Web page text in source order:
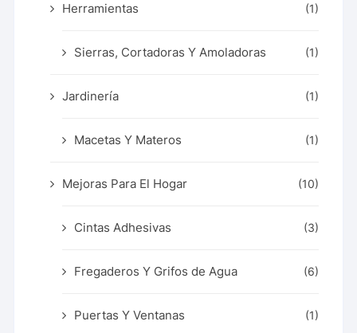
Herramientas (1)
Sierras, Cortadoras Y Amoladoras (1)
Jardinería (1)
Macetas Y Materos (1)
Mejoras Para El Hogar (10)
Cintas Adhesivas (3)
Fregaderos Y Grifos de Agua (6)
Puertas Y Ventanas (1)